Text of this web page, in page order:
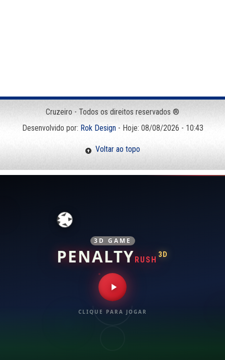
Cruzeiro - Todos os direitos reservados ®
Desenvolvido por: Rok Design- Hoje: 08/08/2026 - 10:43
Voltar ao topo
3D GAME
PENALTYRUSH
3D
CLIQUE PARA JOGAR